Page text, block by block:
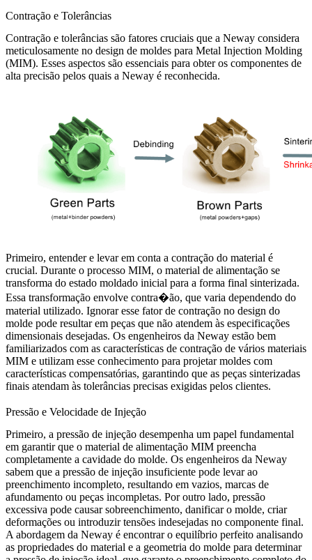
Contração e Tolerâncias
Contração e tolerâncias são fatores cruciais que a Neway considera
meticulosamente no design de moldes para Metal Injection Molding
(MIM). Esses aspectos são essenciais para obter os componentes de
alta precisão pelos quais a Neway é reconhecida.
Primeiro, entender e levar em conta a contração do material é
crucial. Durante o processo MIM, o material de alimentação se
transforma do estado moldado inicial para a forma final sinterizada.
Essa transformação envolve contra�ão, que varia dependendo do
material utilizado. Ignorar esse fator de contração no design do
molde pode resultar em peças que não atendem às especificações
dimensionais desejadas. Os engenheiros da Neway estão bem
familiarizados com as características de contração de vários materiais
MIM e utilizam esse conhecimento para projetar moldes com
características compensatórias, garantindo que as peças sinterizadas
finais atendam às tolerâncias precisas exigidas pelos clientes.
Pressão e Velocidade de Injeção
Primeiro, a pressão de injeção desempenha um papel fundamental
em garantir que o material de alimentação MIM preencha
completamente a cavidade do molde. Os engenheiros da Neway
sabem que a pressão de injeção insuficiente pode levar ao
preenchimento incompleto, resultando em vazios, marcas de
afundamento ou peças incompletas. Por outro lado, pressão
excessiva pode causar sobreenchimento, danificar o molde, criar
deformações ou introduzir tensões indesejadas no componente final.
A abordagem da Neway é encontrar o equilíbrio perfeito analisando
as propriedades do material e a geometria do molde para determinar